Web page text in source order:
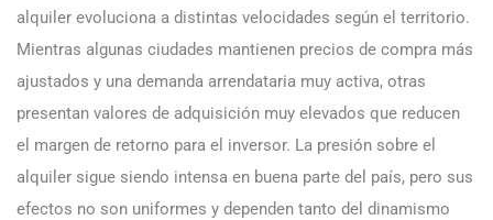
alquiler evoluciona a distintas velocidades según el territorio.
Mientras algunas ciudades mantienen precios de compra más
ajustados y una demanda arrendataria muy activa, otras
presentan valores de adquisición muy elevados que reducen
el margen de retorno para el inversor. La presión sobre el
alquiler sigue siendo intensa en buena parte del país, pero sus
efectos no son uniformes y dependen tanto del dinamismo